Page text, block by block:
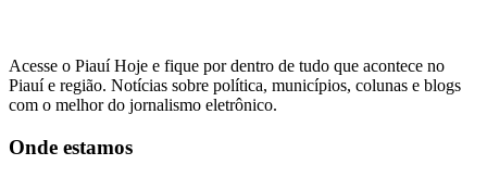
Acesse o Piauí Hoje e fique por dentro de tudo que acontece no
Piauí e região. Notícias sobre política, municípios, colunas e blogs
com o melhor do jornalismo eletrônico.
Onde estamos